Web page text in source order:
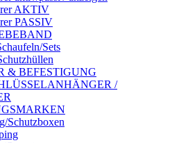
AKTIV
PASSIV
Sets
& BEFESTIGUNG
/
Schutzboxen